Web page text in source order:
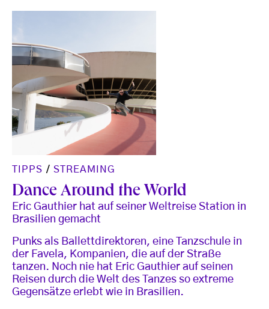
TIPPS / STREAMING
Dance Around the World
Eric Gauthier hat auf seiner Weltreise Station in
Brasilien gemacht
Punks als Ballettdirektoren, eine Tanzschule in
der Favela, Kompanien, die auf der Straße
tanzen. Noch nie hat Eric Gauthier auf seinen
Reisen durch die Welt des Tanzes so extreme
Gegensätze erlebt wie in Brasilien.